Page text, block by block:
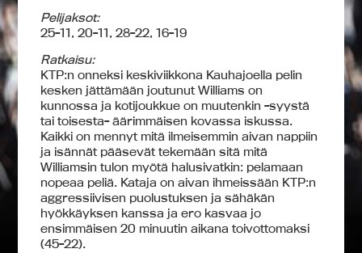
Pelijaksot:
25-11, 20-11, 28-22, 16-19
Ratkaisu:
KTP:n onneksi keskiviikkona Kauhajoella pelin
kesken jättämään joutunut Williams on
kunnossa ja kotijoukkue on muutenkin -syystä
tai toisesta- äärimmäisen kovassa iskussa.
Kaikki on mennyt mitä ilmeisemmin aivan nappiin
ja isännät pääsevät tekemään sitä mitä
Williamsin tulon myötä halusivatkin: pelamaan
nopeaa peliä. Kataja on aivan ihmeissään KTP:n
aggressiivisen puolustuksen ja sähäkän
hyökkäyksen kanssa ja ero kasvaa jo
ensimmäisen 20 minuutin aikana toivottomaksi
(45-22).